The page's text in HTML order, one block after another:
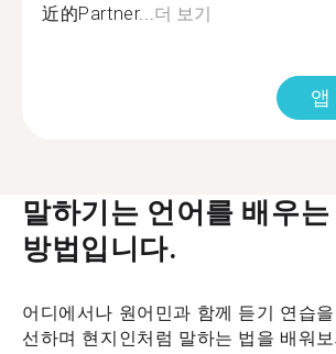
近的Partner... 더 보기
앱
말하기는 언어를 배우
방법입니다.
어디에서나 원어민과 함께 듣기 연습
선하며 현지인처럼 말하는 법을 배워보